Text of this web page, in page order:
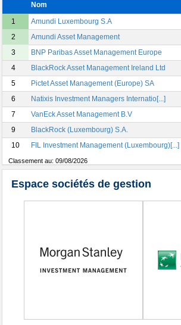
Nom
1
Amundi Luxembourg S.A
2
Amundi Asset Management
3
BNP Paribas Asset Management Europe
4
BlackRock Asset Management Ireland Ltd
5
Pictet Asset Management (Europe) SA
6
Natixis Investment Managers Internatio[...]
7
VanEck Asset Management B.V
9
BlackRock (Luxembourg) S.A.
10
FIL Investment Management (Luxembourg)[...]
Classement au: 09/08/2026
Espace sociétés de gestion